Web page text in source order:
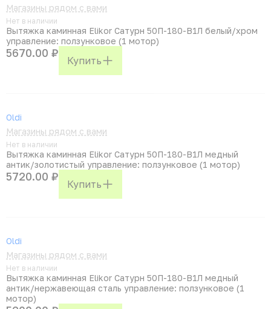
Магазины рядом с вами
Нет в наличии
Вытяжка каминная Elikor Сатурн 50П-180-В1Л белый/хром
управление: ползунковое (1 мотор)
5670.00 ₽
Купить
Oldi
Магазины рядом с вами
Нет в наличии
Вытяжка каминная Elikor Сатурн 50П-180-В1Л медный
антик/золотистый управление: ползунковое (1 мотор)
5720.00 ₽
Купить
Oldi
Магазины рядом с вами
Нет в наличии
Вытяжка каминная Elikor Сатурн 50П-180-В1Л медный
антик/нержавеющая сталь управление: ползунковое (1
мотор)